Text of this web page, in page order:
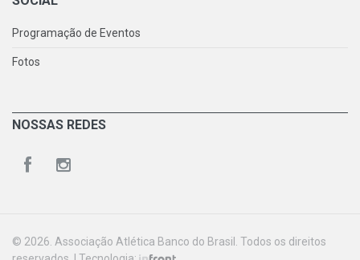
Programação de Eventos
Fotos
NOSSAS REDES
© 2026. Associação Atlética Banco do Brasil. Todos os direitos